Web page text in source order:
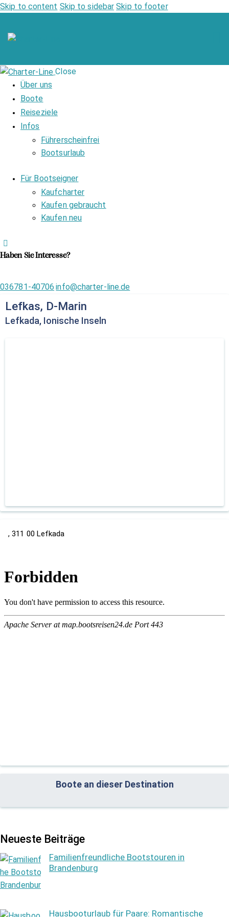
Skip to content Skip to sidebar Skip to footer
Close
Über uns
Boote
Reiseziele
Infos
Führerscheinfrei
Bootsurlaub
Für Bootseigner
Kaufcharter
Kaufen gebraucht
Kaufen neu
Haben Sie Interesse?
036781-40706 info@charter-line.de
Lefkas, D-Marin
Lefkada, Ionische Inseln
, 311 00 Lefkada
Boote an dieser Destination
Neueste Beiträge
Familienfreundliche Bootstouren in
Brandenburg
Hausbooturlaub für Paare: Romantische